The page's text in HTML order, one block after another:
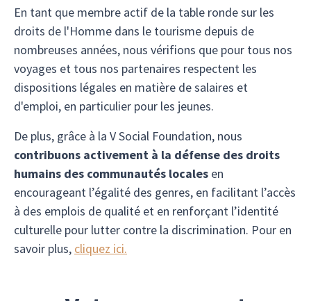
En tant que membre actif de la table ronde sur les
droits de l'Homme dans le tourisme depuis de
nombreuses années, nous vérifions que pour tous nos
voyages et tous nos partenaires respectent les
dispositions légales en matière de salaires et
d'emploi, en particulier pour les jeunes.
De plus, grâce à la V Social Foundation, nous
contribuons activement à la défense des droits
humains des communautés locales en
encourageant l’égalité des genres, en facilitant l’accès
à des emplois de qualité et en renforçant l’identité
culturelle pour lutter contre la discrimination. Pour en
savoir plus, cliquez ici.